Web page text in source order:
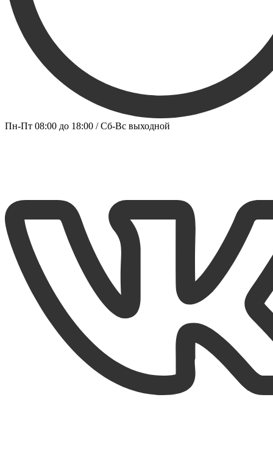
Пн-Пт 08:00 до 18:00 / Сб-Вс выходной